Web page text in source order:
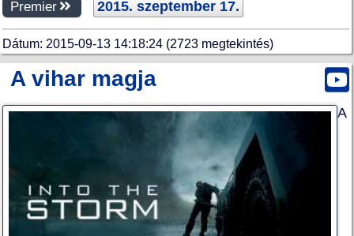
Premier 2015. szeptember 17.
Dátum: 2015-09-13 14:18:24 (2723 megtekintés)
A vihar magja
A